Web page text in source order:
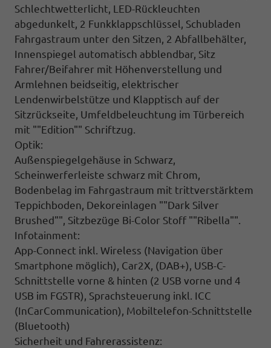
Schlechtwetterlicht, LED-Rückleuchten
abgedunkelt, 2 Funkklappschlüssel, Schubladen
Fahrgastraum unter den Sitzen, 2 Abfallbehälter,
Innenspiegel automatisch abblendbar, Sitz
Fahrer/Beifahrer mit Höhenverstellung und
Armlehnen beidseitig, elektrischer
Lendenwirbelstütze und Klapptisch auf der
Sitzrückseite, Umfeldbeleuchtung im Türbereich
mit ""Edition"" Schriftzug.
Optik:
Außenspiegelgehäuse in Schwarz,
Scheinwerferleiste schwarz mit Chrom,
Bodenbelag im Fahrgastraum mit trittverstärktem
Teppichboden, Dekoreinlagen ""Dark Silver
Brushed"", Sitzbezüge Bi-Color Stoff ""Ribella"".
Infotainment:
App-Connect inkl. Wireless (Navigation über
Smartphone möglich), Car2X, (DAB+), USB-C-
Schnittstelle vorne & hinten (2 USB vorne und 4
USB im FGSTR), Sprachsteuerung inkl. ICC
(InCarCommunication), Mobiltelefon-Schnittstelle
(Bluetooth)
Sicherheit und Fahrerassistenz: